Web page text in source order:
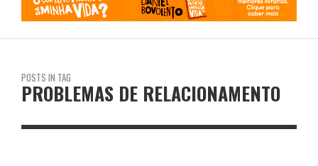
POSTS IN TAG
PROBLEMAS DE RELACIONAMENTO